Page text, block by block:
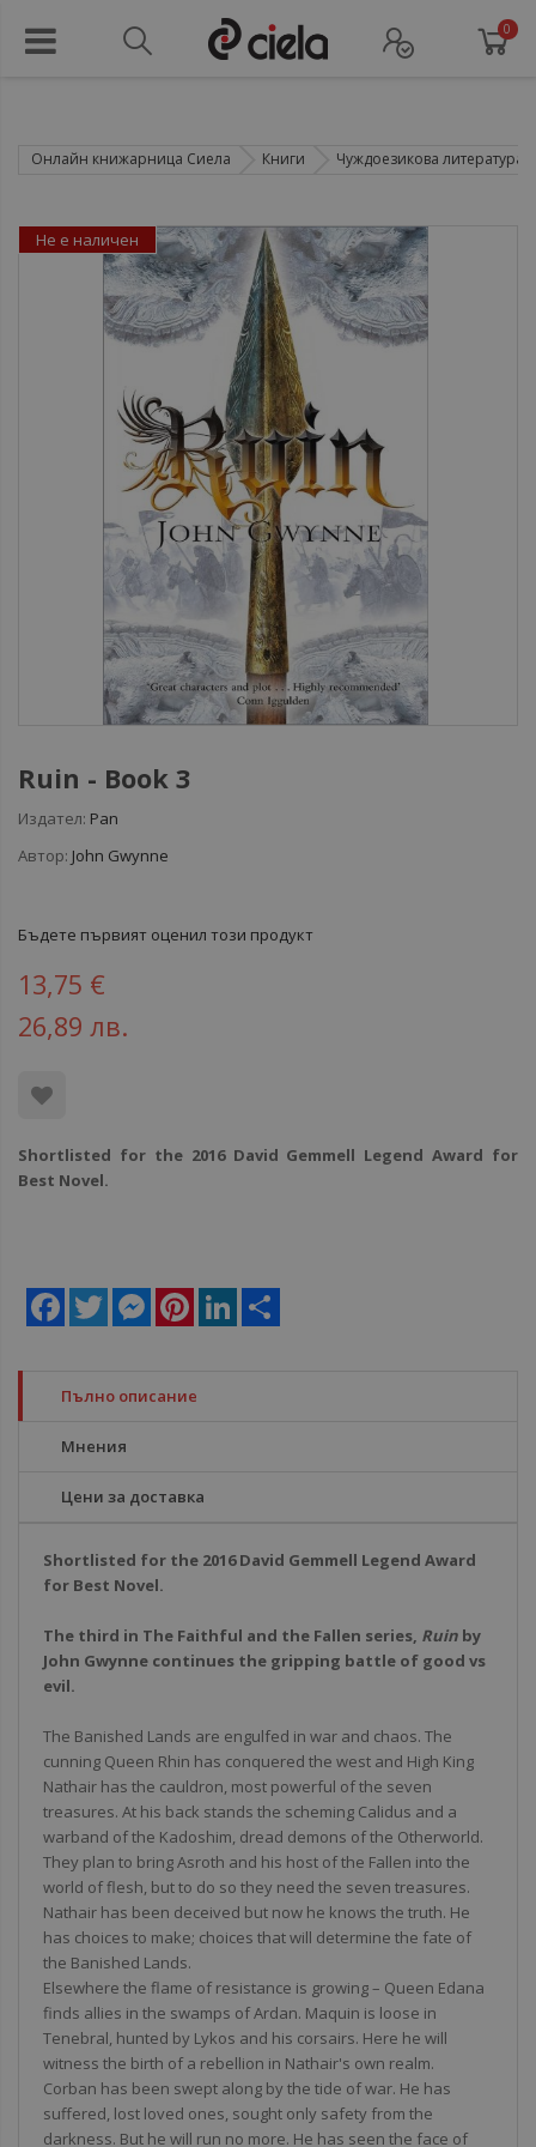
0
Онлайн книжарница Сиела Книги Чуждоезикова литература
Ruin - Book 3
Издател: Pan
Автор: John Gwynne
Бъдете първият оценил този продукт
13,75 €
26,89 лв.
Shortlisted for the 2016 David Gemmell Legend Award for
Best Novel.
Facebook
Twitter MessengerPinterestLinkedIn
Не е наличен
Пълно описание
Мнения
Цени за доставка
Shortlisted for the 2016 David Gemmell Legend Award
for Best Novel.
The third in The Faithful and the Fallen series, Ruin by
John Gwynne continues the gripping battle of good vs
evil.
The Banished Lands are engulfed in war and chaos. The
cunning Queen Rhin has conquered the west and High King
Nathair has the cauldron, most powerful of the seven
treasures. At his back stands the scheming Calidus and a
warband of the Kadoshim, dread demons of the Otherworld.
They plan to bring Asroth and his host of the Fallen into the
world of flesh, but to do so they need the seven treasures.
Nathair has been deceived but now he knows the truth. He
has choices to make; choices that will determine the fate of
the Banished Lands.
Elsewhere the flame of resistance is growing – Queen Edana
finds allies in the swamps of Ardan. Maquin is loose in
Tenebral, hunted by Lykos and his corsairs. Here he will
witness the birth of a rebellion in Nathair's own realm.
Corban has been swept along by the tide of war. He has
suffered, lost loved ones, sought only safety from the
darkness. But he will run no more. He has seen the face of